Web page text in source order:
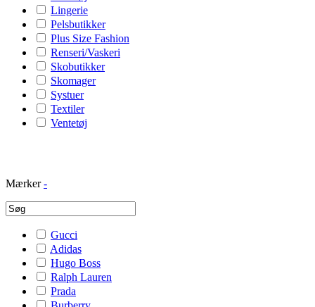
Lingerie
Pelsbutikker
Plus Size Fashion
Renseri/Vaskeri
Skobutikker
Skomager
Systuer
Textiler
Ventetøj
Mærker -
Gucci
Adidas
Hugo Boss
Ralph Lauren
Prada